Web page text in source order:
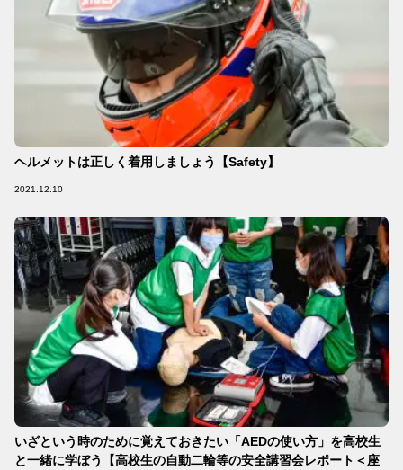
ヘルメットは正しく着用しましょう【Safety】
2021.12.10
いざという時のために覚えておきたい「AEDの使い方」を高校生
と一緒に学ぼう【高校生の自動二輪等の安全講習会レポート＜座